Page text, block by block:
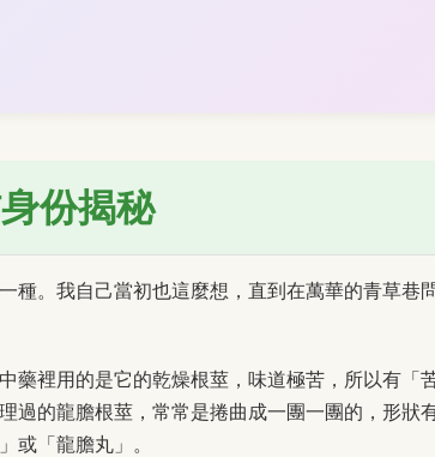
份揭秘
種。我自己當初也這麼想，直到在萬華的青草巷
藥裡用的是它的乾燥根莖，味道極苦，所以有「
過的龍膽根莖，常常是捲曲成一團一團的，形狀
或「龍膽丸」。